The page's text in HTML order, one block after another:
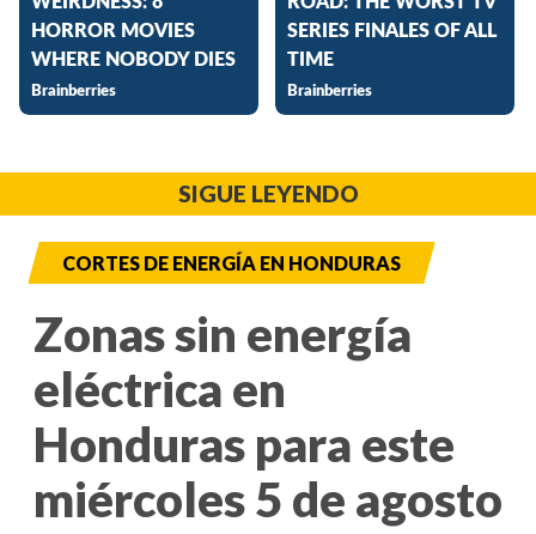
SIGUE LEYENDO
CORTES DE ENERGÍA EN HONDURAS
Zonas sin energía
eléctrica en
Honduras para este
miércoles 5 de agosto